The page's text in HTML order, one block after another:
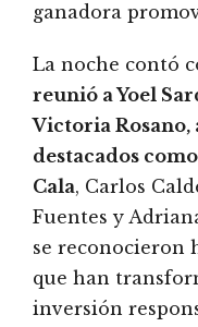
ganadora
La noche contó
reunió a Yoel
Victoria Rosano,
destacados
Cala, Carlos
Fuentes y
se reconocieron
que han
inversión